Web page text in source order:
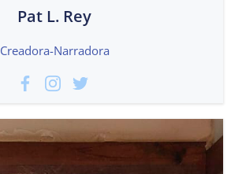
Pat L. Rey
Creadora-Narradora